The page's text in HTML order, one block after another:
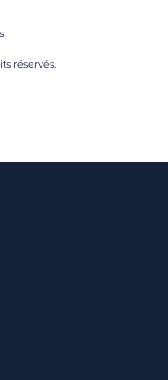
réservés.